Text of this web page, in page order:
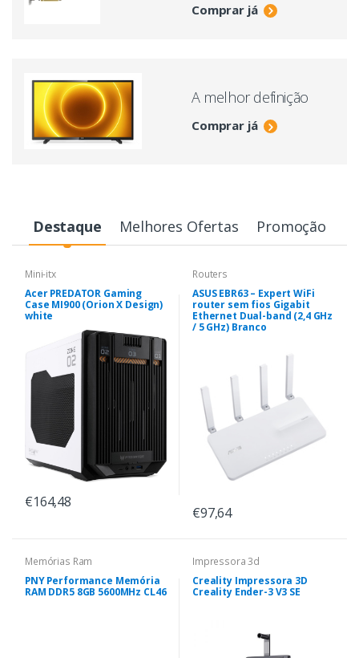
Comprar já
A melhor definição
Comprar já
Destaque Melhores Ofertas Promoção
Mini-itx
Acer PREDATOR Gaming
Case MI900 (Orion X Design)
white
€164,48
Routers
ASUS EBR63 – Expert WiFi
router sem fios Gigabit
Ethernet Dual-band (2,4 GHz
/ 5 GHz) Branco
€97,64
Memórias Ram
PNY Performance Memória
RAM DDR5 8GB 5600MHz CL46
Impressora 3d
Creality Impressora 3D
Creality Ender-3 V3 SE